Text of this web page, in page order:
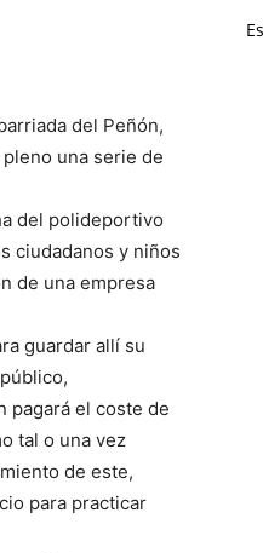
del Peñón,
una serie de
del polideportivo
ciudadanos y niños
de una empresa
guardar allí su
pagará el coste de
tal o una vez
de este,
para practicar